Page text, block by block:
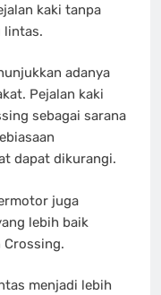
kaki tanpa
lintas.
adanya
Pejalan kaki
sebagai sarana
dapat dikurangi.
juga
lebih baik
Crossing.
menjadi lebih